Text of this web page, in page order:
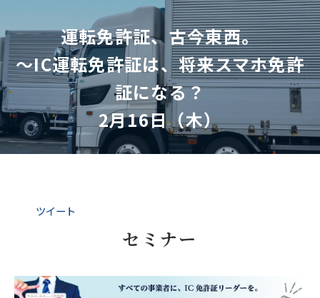
運転免許証、古今東西。
～IC運転免許証は、将来スマホ免許
証になる？
2月16日（木）
ツイート
セミナー